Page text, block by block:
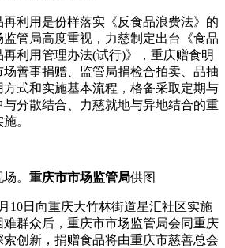
利用是份样落实《反食品浪费法》的
管局高度重视，力慈制定出台《食品
利用管理办法(试行)》，重庆赠食明
善事捐赠、监管局捐检合拍卖、品抽
式和实施基本流程，格备采取定期与
分散结合、力慈就地与异地结合的重
。
。 重庆市市场监管局供图
10日向重庆大竹林街道星汇社区实施
群众后，重庆市市场监管局会同重庆
创新，捐赠食品将由重庆市慈善总会